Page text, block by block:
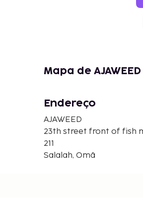
Mapa de AJAWEED
Endereço
AJAWEED
23th street front of fish
211
Salalah, Omã